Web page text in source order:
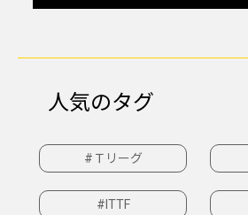
人気のタグ
#Ｔリーグ
#ITTF